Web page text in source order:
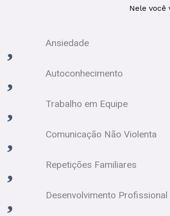
Nele você
Ansiedade
Autoconhecimento
Trabalho em Equipe
Comunicação Não Violenta
Repetições Familiares
Desenvolvimento Profissional